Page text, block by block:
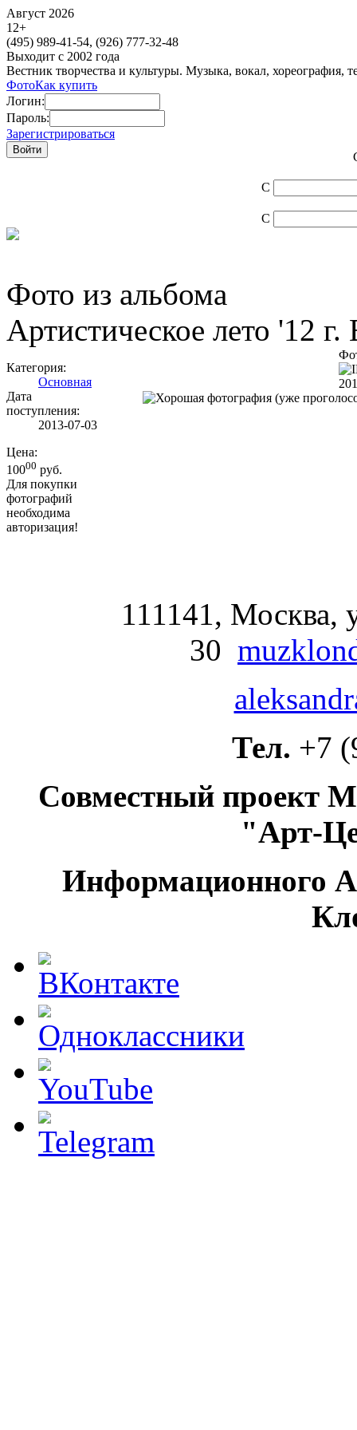
Август 2026
12+
(495) 989-41-54, (926) 777-32-48
Выходит с 2002 года
Вестник творчества и культуры. Музыка, вокал, хореография,
ФотоКак купить
Логин:
Пароль:
Зарегистрироваться
С
С
Фото из альбома
Артистическое лето '12
Категория:
Основная
Дата
поступления:
2013-07-03
Цена:
10000 руб.
Для покупки
фотографий
необходима
авторизация!
111141, Москва,
30
Тел. +7
Совместный проект
"Арт-
Информационного